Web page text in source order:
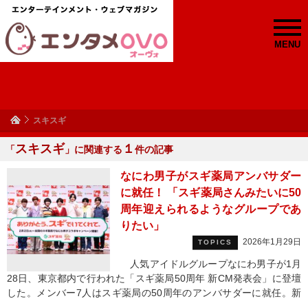
MENU
スキスギ
「スキスギ 」に関連する １ 件の記事
なにわ男子がスギ薬局アンバサダー
に就任！ 「スギ薬局さんみたいに50
周年迎えられるようなグループであ
りたい」
TOPICS 2026年1月29日
人気アイドルグループなにわ男子が1月
28日、東京都内で行われた「スギ薬局50周年 新CM発表会」に登壇
した。メンバー7人はスギ薬局の50周年のアンバサダーに就任。新